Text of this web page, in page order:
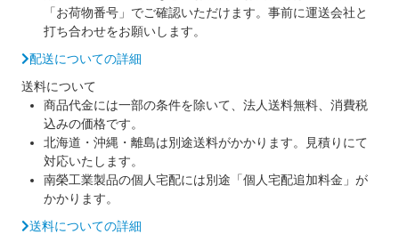
「お荷物番号」でご確認いただけます。事前に運送会社と
打ち合わせをお願いします。
配送についての詳細
送料について
商品代金には一部の条件を除いて、法人送料無料、消費税
込みの価格です。
北海道・沖縄・離島は別途送料がかかります。見積りにて
対応いたします。
南榮工業製品の個人宅配には別途「個人宅配追加料金」が
かかります。
送料についての詳細